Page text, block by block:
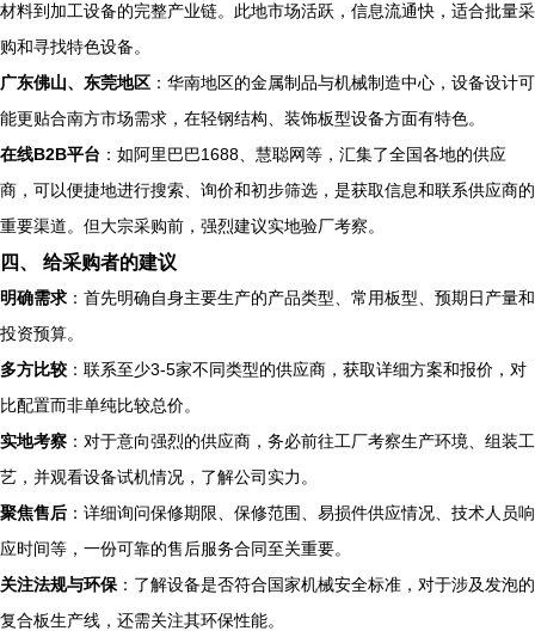
材料到加工设备的完整产业链。此地市场活跃，信息流通快，适合批量采
购和寻找特色设备。
广东佛山、东莞地区 ：华南地区的金属制品与机械制造中心，设备设计可
能更贴合南方市场需求，在轻钢结构、装饰板型设备方面有特色。
在线B2B平台 ：如阿里巴巴1688、慧聪网等，汇集了全国各地的供应
商，可以便捷地进行搜索、询价和初步筛选，是获取信息和联系供应商的
重要渠道。但大宗采购前，强烈建议实地验厂考察。
四、 给采购者的建议
明确需求 ：首先明确自身主要生产的产品类型、常用板型、预期日产量和
投资预算。
多方比较 ：联系至少3-5家不同类型的供应商，获取详细方案和报价，对
比配置而非单纯比较总价。
实地考察 ：对于意向强烈的供应商，务必前往工厂考察生产环境、组装工
艺，并观看设备试机情况，了解公司实力。
聚焦售后 ：详细询问保修期限、保修范围、易损件供应情况、技术人员响
应时间等，一份可靠的售后服务合同至关重要。
关注法规与环保 ：了解设备是否符合国家机械安全标准，对于涉及发泡的
复合板生产线，还需关注其环保性能。